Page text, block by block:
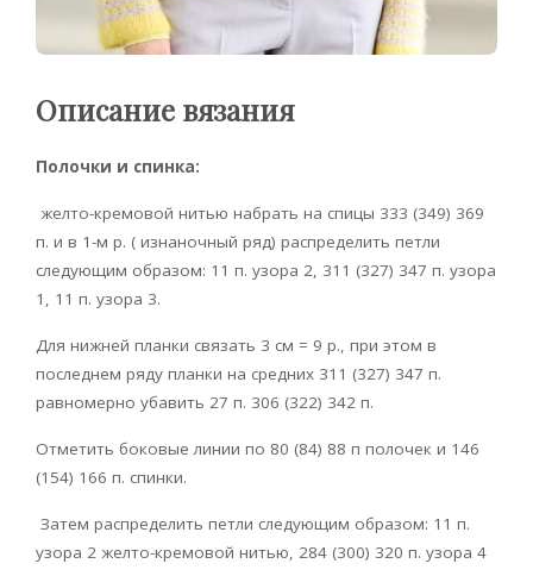
Описание вязания
Полочки и спинка:
желто-кремовой нитью набрать на спицы 333 (349) 369
п. и в 1-м р. ( изнаночный ряд) распределить петли
следующим образом: 11 п. узора 2, 311 (327) 347 п. узора
1, 11 п. узора 3.
Для нижней планки связать 3 см = 9 р., при этом в
последнем ряду планки на средних 311 (327) 347 п.
равномерно убавить 27 п. 306 (322) 342 п.
Отметить боковые линии по 80 (84) 88 п полочек и 146
(154) 166 п. спинки.
Затем распределить петли следующим образом: 11 п.
узора 2 желто-кремовой нитью, 284 (300) 320 п. узора 4